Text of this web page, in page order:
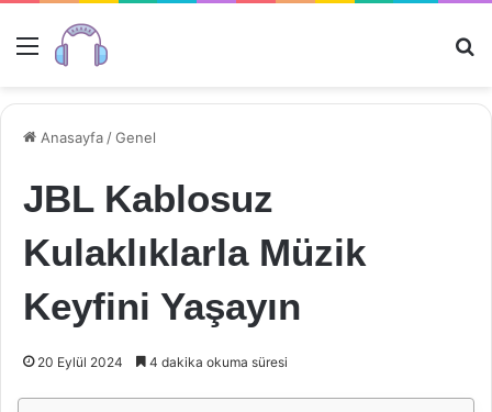
Menü
Anasayfa /Genel
JBL Kablosuz
Kulaklıklarla Müzik
Keyfini Yaşayın
20 Eylül 2024 4 dakika okuma süresi